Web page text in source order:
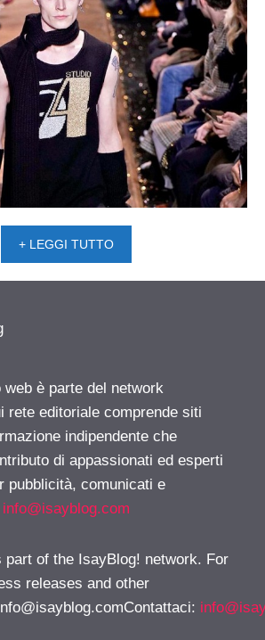
+ LEGGI TUTTO
è parte del network
rete editoriale comprende siti
indipendente che
di appassionati ed esperti
pubblicità, comunicati e
info@isayblog.com
part of the IsayBlog! network. For
releases and other
: